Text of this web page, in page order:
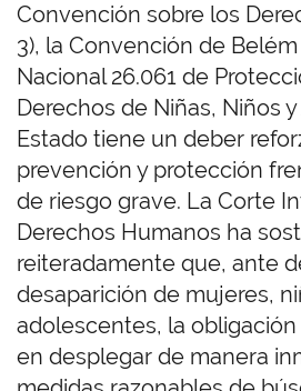
Convención sobre los
3), la Convención de
Nacional 26.061 de
Derechos de Niñas, Niños
Estado tiene un deber
prevención y protección
de riesgo grave. La Corte
Derechos Humanos ha
reiteradamente que, ante
desaparición de mujeres,
adolescentes, la
en desplegar de manera